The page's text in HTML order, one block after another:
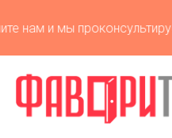
и мы